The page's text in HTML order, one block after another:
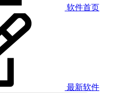
软件首页
最新软件